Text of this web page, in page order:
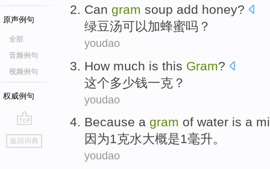
原声例句
全部
音频例句
视频例句
权威例句
go
top
返回词典
Can gram soup add honey?
绿豆汤可以加蜂蜜吗？
youdao
How much is this Gram?
这个多少钱一克？
youdao
Because a gram of water is a
因为1克水大概是1毫升。
youdao